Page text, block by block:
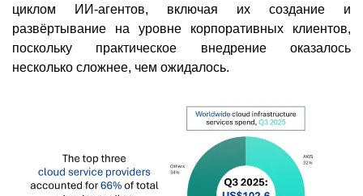
циклом ИИ-агентов, включая их создание и
развёртывание на уровне корпоративных клиентов,
поскольку практическое внедрение оказалось
несколько сложнее, чем ожидалось.